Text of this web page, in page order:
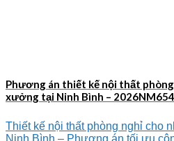
Phương án thiết kế nội thất
xưởng tại Ninh Bình – 2026NM654
Thiết kế nội thất phòng nghỉ cho
Ninh Bình – Phương án tối ưu